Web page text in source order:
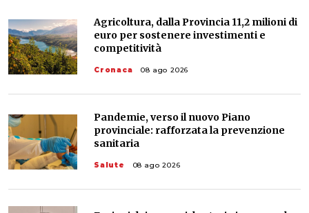
Agricoltura, dalla Provincia 11,2 milioni di
euro per sostenere investimenti e
competitività
Cronaca 08 ago 2026
Pandemie, verso il nuovo Piano
provinciale: rafforzata la prevenzione
sanitaria
Salute 08 ago 2026